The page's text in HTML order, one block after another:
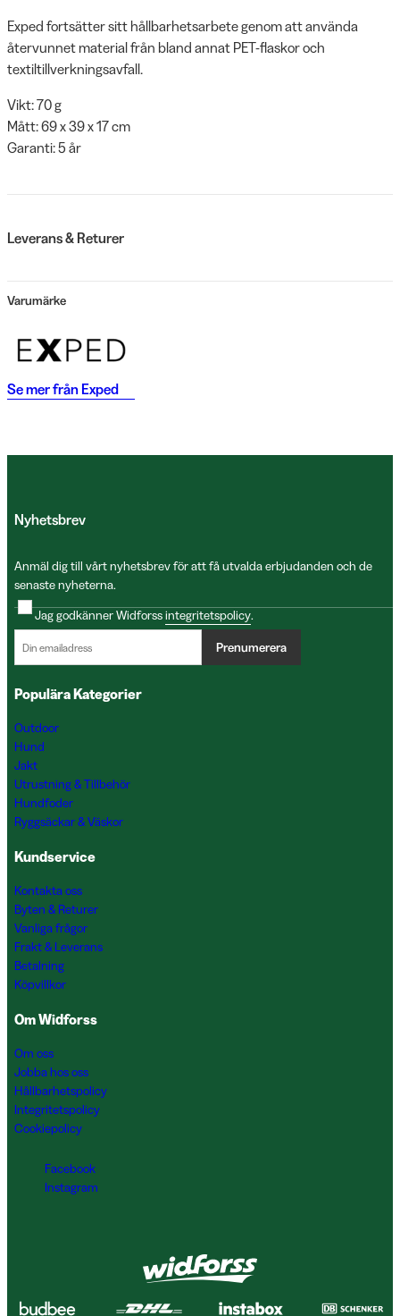
Exped fortsätter sitt hållbarhetsarbete genom att använda
återvunnet material från bland annat PET-flaskor och
textiltillverkningsavfall.
Vikt: 70 g
Mått: 69 x 39 x 17 cm
Garanti: 5 år
Leverans & Returer
Varumärke
Se mer från Exped
Nyhetsbrev
Anmäl dig till vårt nyhetsbrev för att få utvalda erbjudanden och de
senaste nyheterna.
Jag godkänner Widforssintegritetspolicy.
Prenumerera
Populära Kategorier
Outdoor
Hund
Jakt
Utrustning & Tillbehör
Hundfoder
Ryggsäckar & Väskor
Kundservice
Kontakta oss
Byten & Returer
Vanliga frågor
Frakt & Leverans
Betalning
Köpvillkor
Om Widforss
Om oss
Jobba hos oss
Hållbarhetspolicy
Integritetspolicy
Cookiepolicy
Facebook
Instagram